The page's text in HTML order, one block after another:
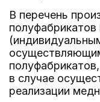
В перечень
полуфабрикатов
в случае
реализации